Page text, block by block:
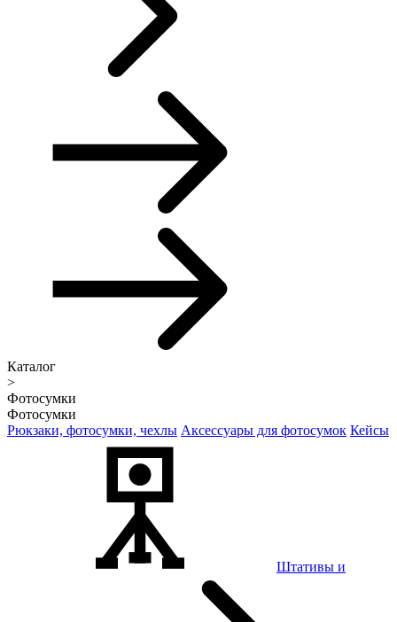
Каталог
>
Фотосумки
Фотосумки
Рюкзаки, фотосумки, чехлы Аксессуары для фотосумок Кейсы
Штативы и